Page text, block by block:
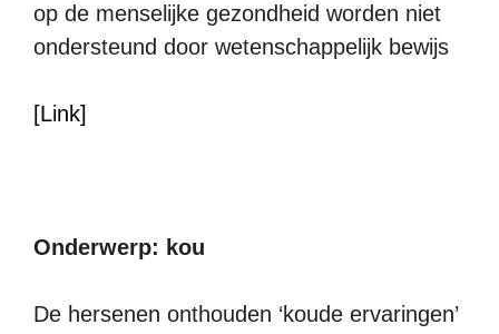
op de menselijke gezondheid worden niet
ondersteund door wetenschappelijk bewijs
[Link]
Onderwerp: kou
De hersenen onthouden ‘koude ervaringen’